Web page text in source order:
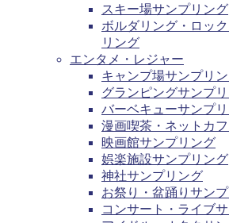
スキー場サンプリング
ボルダリング・ロッ
リング
エンタメ・レジャー
キャンプ場サンプリ
グランピングサンプ
バーベキューサンプ
漫画喫茶・ネットカ
映画館サンプリング
娯楽施設サンプリング
神社サンプリング
お祭り・盆踊りサン
コンサート・ライブ